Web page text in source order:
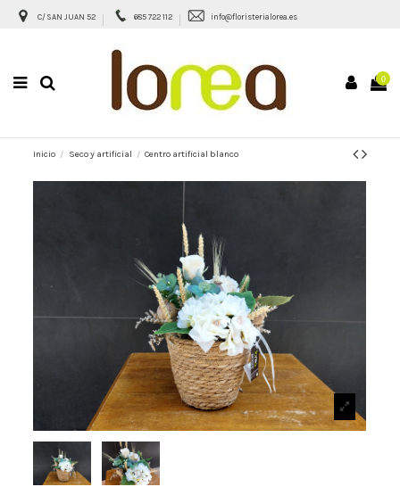
C/ SAN JUAN 52 685 722 112 info@floristerialorea.es
0
Inicio Seco y artificial Centro artificial blanco